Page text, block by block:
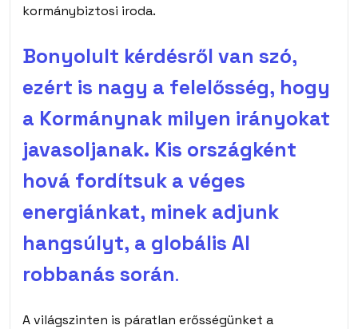
kormánybiztosi iroda.
Bonyolult kérdésről van szó,
ezért is nagy a felelősség, hogy
a Kormánynak milyen irányokat
javasoljanak. Kis országként
hová fordítsuk a véges
energiánkat, minek adjunk
hangsúlyt, a globális AI
robbanás során.
A világszinten is páratlan erősségünket a